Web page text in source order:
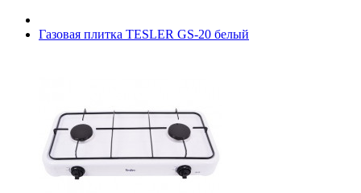
Газовая плитка TESLER GS-20 белый